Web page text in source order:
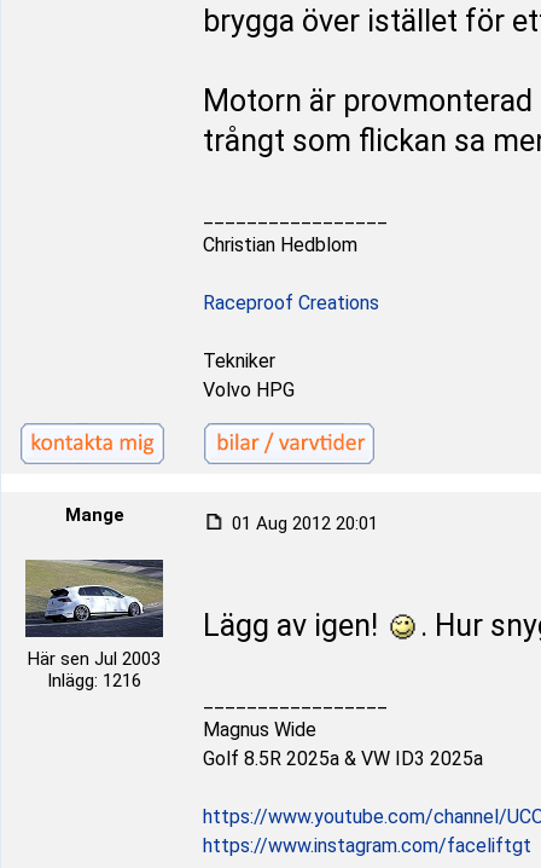
brygga över istället för
Motorn är
trångt som flickan sa
Christian Hedblom
Raceproof Creations
Tekniker
Volvo HPG
Mange
Här sen Jul 2003
Inlägg: 1216
01 Aug 2012 20:01
Lägg av igen! . Hur
Magnus Wide
Golf 8.5R 2025a & VW ID3 2025a
https://www.youtube.com/channel/
https://www.instagram.com/faceliftgt